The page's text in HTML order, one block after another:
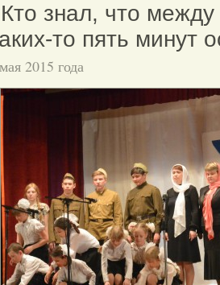
знал, что
то пять минут
2015 года